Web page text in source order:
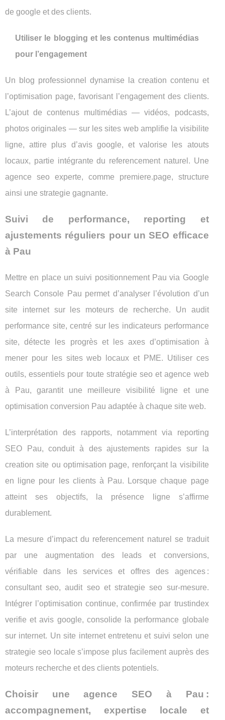
de google et des clients.
Utiliser le blogging et les contenus multimédias
pour l’engagement
Un blog professionnel dynamise la creation contenu et
l’optimisation page, favorisant l’engagement des clients.
L’ajout de contenus multimédias — vidéos, podcasts,
photos originales — sur les sites web amplifie la visibilite
ligne, attire plus d’avis google, et valorise les atouts
locaux, partie intégrante du referencement naturel. Une
agence seo experte, comme premiere.page, structure
ainsi une strategie gagnante.
Suivi de performance, reporting et
ajustements réguliers pour un SEO efficace
à Pau
Mettre en place un suivi positionnement Pau via Google
Search Console Pau permet d’analyser l’évolution d’un
site internet sur les moteurs de recherche. Un audit
performance site, centré sur les indicateurs performance
site, détecte les progrès et les axes d’optimisation à
mener pour les sites web locaux et PME. Utiliser ces
outils, essentiels pour toute stratégie seo et agence web
à Pau, garantit une meilleure visibilité ligne et une
optimisation conversion Pau adaptée à chaque site web.
L’interprétation des rapports, notamment via reporting
SEO Pau, conduit à des ajustements rapides sur la
creation site ou optimisation page, renforçant la visibilite
en ligne pour les clients à Pau. Lorsque chaque page
atteint ses objectifs, la présence ligne s’affirme
durablement.
La mesure d’impact du referencement naturel se traduit
par une augmentation des leads et conversions,
vérifiable dans les services et offres des agences :
consultant seo, audit seo et strategie seo sur-mesure.
Intégrer l’optimisation continue, confirmée par trustindex
verifie et avis google, consolide la performance globale
sur internet. Un site internet entretenu et suivi selon une
strategie seo locale s’impose plus facilement auprès des
moteurs recherche et des clients potentiels.
Choisir une agence SEO à Pau :
accompagnement, expertise locale et